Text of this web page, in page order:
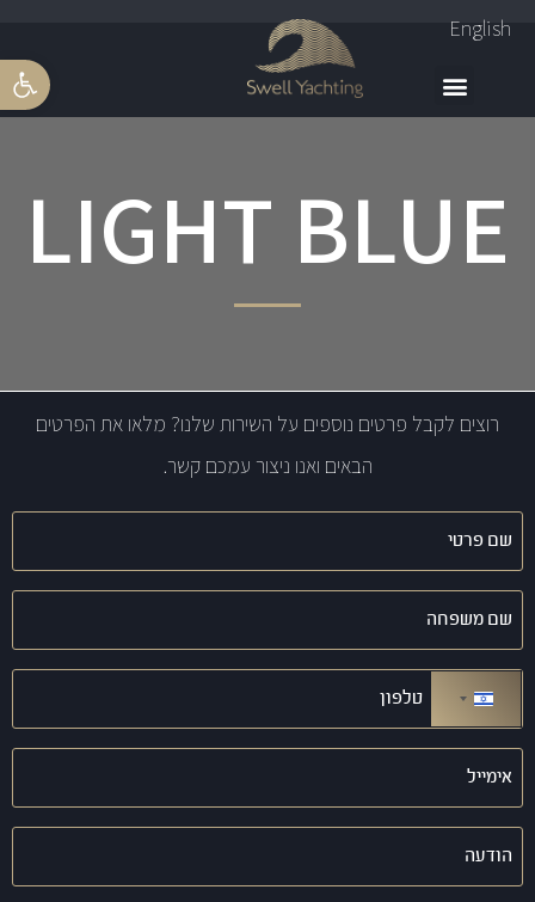
פתח
English
LIGHT BLUE
רוצים לקבל פרטים נוספים על השירות שלנו? מלאו את הפרטים
הבאים ואנו ניצור עמכם קשר.
שם
פרטי
שם
משפחה
טלפון
(חובה)
ישראל +972
אימייל
(חובה)
הודעה